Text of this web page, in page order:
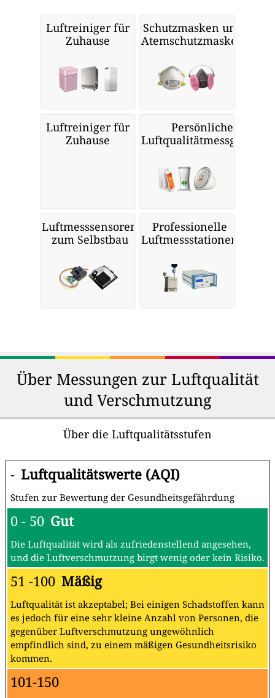
Luftreiniger für
Zuhause
Schutzmasken und
Atemschutzmasken
Luftreiniger für
Zuhause
Persönliche
Luftqualitätmessgeräte
Luftmesssensoren
zum Selbstbau
Professionelle
Luftmessstationen
Über Messungen zur Luftqualität
und Verschmutzung
Über die Luftqualitätsstufen
- Luftqualitätswerte (AQI)
Stufen zur Bewertung der Gesundheitsgefährdung
0 - 50 Gut
Die Luftqualität wird als zufriedenstellend angesehen,
und die Luftverschmutzung birgt wenig oder kein Risiko.
51 -100 Mäßig
Luftqualität ist akzeptabel; Bei einigen Schadstoffen kann
es jedoch für eine sehr kleine Anzahl von Personen, die
gegenüber Luftverschmutzung ungewöhnlich
empfindlich sind, zu einem mäßigen Gesundheitsrisiko
kommen.
101-150